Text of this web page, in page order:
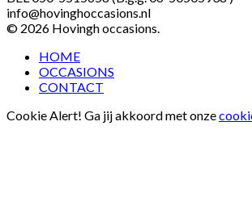
info@hovinghoccasions.nl
© 2026 Hovingh occasions.
HOME
OCCASIONS
CONTACT
Cookie Alert! Ga jij akkoord met onze